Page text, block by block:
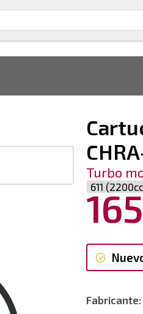
Turbo
611
165
Fabricante: